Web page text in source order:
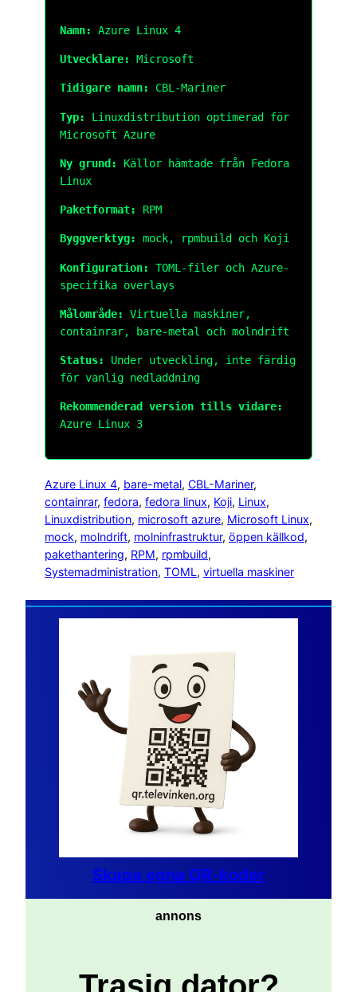
Namn: Azure Linux 4
Utvecklare: Microsoft
Tidigare namn: CBL-Mariner
Typ:
Linuxdistribution optimerad för
Microsoft Azure
Ny grund:
Källor hämtade från Fedora
Linux
Paketformat: RPM
Byggverktyg: mock, rpmbuild och Koji
Konfiguration:
TOML-filer och Azure-
specifika overlays
Målområde:
Virtuella maskiner,
containrar, bare-metal och molndrift
Status:
Under utveckling, inte färdig
för vanlig nedladdning
Rekommenderad version tills vidare:
Azure Linux 3
Azure Linux 4, bare-metal, CBL-Mariner
containrar, fedora, fedora linux, Koji, Linux
Linuxdistribution, microsoft azure, Microsoft Linux
mock, molndrift, molninfrastruktur, öppen källkod
pakethantering, RPM, rpmbuild
Systemadministration, TOML, virtuella maskiner
Skapa egna QR-koder
annons